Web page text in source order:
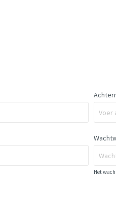
Het